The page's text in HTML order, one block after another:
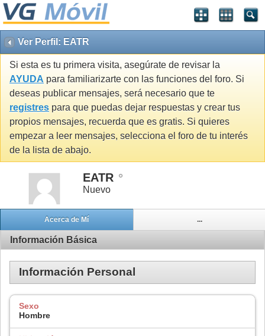
Ver Perfil: EATR
Si esta es tu primera visita, asegúrate de revisar la
AYUDA para familiarizarte con las funciones del foro. Si
deseas publicar mensajes, será necesario que te
registres para que puedas dejar respuestas y crear tus
propios mensajes, recuerda que es gratis. Si quieres
empezar a leer mensajes, selecciona el foro de tu interés
de la lista de abajo.
EATR
Nuevo
Acerca de Mí ...
Información Básica
Información Personal
Sexo
Hombre